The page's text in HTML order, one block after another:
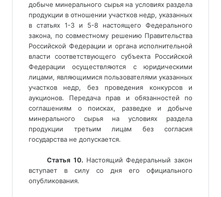
добыче минерального сырья на условиях раздела
продукции в отношении участков недр, указанных
в статьях 1-3 и 5-8 настоящего Федерального
закона, по совместному решению Правительства
Российской Федерации и органа исполнительной
власти соответствующего субъекта Российской
Федерации осуществляются с юридическими
лицами, являющимися пользователями указанных
участков недр, без проведения конкурсов и
аукционов. Передача прав и обязанностей по
соглашениям о поисках, разведке и добыче
минерального сырья на условиях раздела
продукции третьим лицам без согласия
государства не допускается.
Статья 10. Настоящий Федеральный закон
вступает в силу со дня его официального
опубликования.